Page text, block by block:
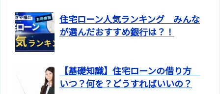
住宅ローン人気ランキング みんな
が選んだおすすめ銀行は？！
【基礎知識】住宅ローンの借り方
いつ？何を？どうすればいいの？